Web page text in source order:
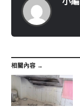
相關內容 →